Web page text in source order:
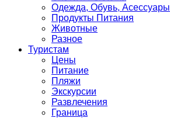
Одежда, Обувь, Асессуары
Продукты Питания
Животные
Разное
Туристам
Цены
Питание
Пляжи
Экскурсии
Развлечения
Граница